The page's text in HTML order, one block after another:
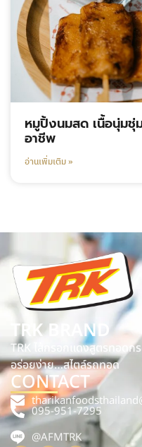
หมูปิ้งนมสด เนื้อนุ่มชุ่
อาชีพ
อ่านเพิ่มเติม »
TRK BRAND
TRK ไส้กรอกแดงสูตรทอดก
อร่อยง่าย…สไตล์รถทอด
CONTACT
095-951-7295
@AFMTRK